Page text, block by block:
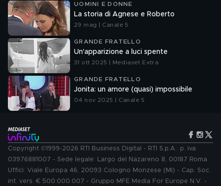
UOMINI E DONNE
La storia di Agnese e Roberto
29 mag | Canale 5
GRANDE FRATELLO
Un'apparizione a luci spente
31 ott 2025 | Mediaset Extra
GRANDE FRATELLO
Jonita: un amore (quasi) impossibile
04 nov 2025 | Canale 5
Copyright ©1999-2026 RTI Business Digital - RTI S.p.A.: p. iva
03976881007 - Sede legale: Largo del Nazareno 8, 00187 Roma.
Uffici: Viale Europa 46, 20093 Cologno Monzese (MI) - Cap. Soc.
int. vers. € 500.000.007 - Gruppo MFE Media For Europe N.V. -